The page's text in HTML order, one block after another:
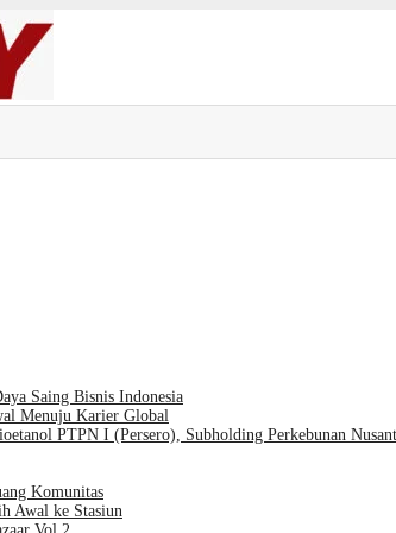
Saing Bisnis Indonesia
Menuju Karier Global
PTPN I (Persero), Subholding Perkebunan
Komunitas
Awal ke Stasiun